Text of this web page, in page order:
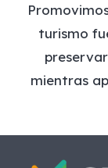
turismo
mientras